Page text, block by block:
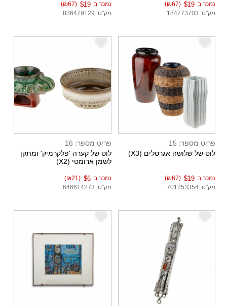
נמכר ב: $19
(₪67)
מק"ט: 184773703
נמכר ב:$19
(₪67)
מק"ט: 836479129
פריט מספר: 15
לוט של שלושה אגרטלים (X3)
נמכר ב: $19
(₪67)
מק"ט: 701253354
פריט מספר: 16
לוט של קערה 'פלקרמיק' ומתקן
לשמן ארומטי (X2)
נמכר ב:$6
(₪21)
מק"ט: 646614273